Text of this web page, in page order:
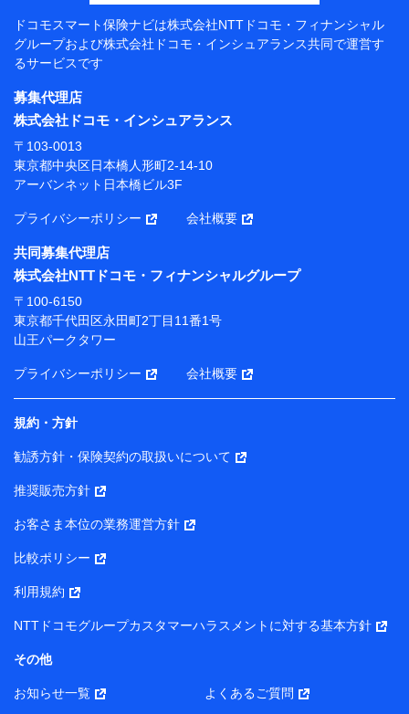
【共同して利用する者の範囲】
当社
株式会社NTTドコモ・フィナンシャルグループ
【利用目的】
当社または株式会社NTTドコモ・フィナンシャルグルー
プが提供する保険関連サービスにおけるユーザー登録受
付および管理のため
当社または株式会社NTTドコモ・フィナンシャルグルー
携会社の保険その他に関する情報を提供するため、また
維持管理等の委託業務遂行のため、またそれらに付帯、
関連する当社または株式会社NTTドコモ・フィナンシャ
ルグループおよび提携会社のサービスを案内、提供する
ため
（各サービスで取得したサービス利用履歴、ウェブサイ
トの閲覧履歴、購買履歴、ご契約内容等のパーソナルデ
ータを分析して、お客さまの趣味・嗜好・傾向に応じた
サービス・商品等に関するご提案や広告の配信等を行う
ことがあります。）
各種セミナーの開催のため
コンサルティングサービスの実施のため
アンケートやキャンペーン等の実施のため
上記に係る案内・手続き・管理等付帯業務を行うため
所・代表者名】
り）
株式会社NTTドコモ・フィナンシャルグループ 代表取締役
社長 廣井 孝史
東京都中央区日本橋人形町2-14-10 アーバンネット日本橋
株式会社ドコモ・インシュアランス 代表取締役社長 吉
ドコモスマート保険ナビは株式会社NTTドコモ・フィナンシャル
グループおよび株式会社ドコモ・インシュアランス共同で運営す
るサービスです
募集代理店
株式会社ドコモ・インシュアランス
〒103-0013
東京都中央区日本橋人形町2-14-10
アーバンネット日本橋ビル3F
プライバシーポリシー 会社概要
共同募集代理店
株式会社NTTドコモ・フィナンシャルグループ
〒100-6150
東京都千代田区永田町2丁目11番1号
山王パークタワー
プライバシーポリシー 会社概要
規約・方針
勧誘方針・保険契約の取扱いについて
推奨販売方針
お客さま本位の業務運営方針
比較ポリシー
利用規約
NTTドコモグループカスタマーハラスメントに対する基本方針
その他
お知らせ一覧 よくあるご質問